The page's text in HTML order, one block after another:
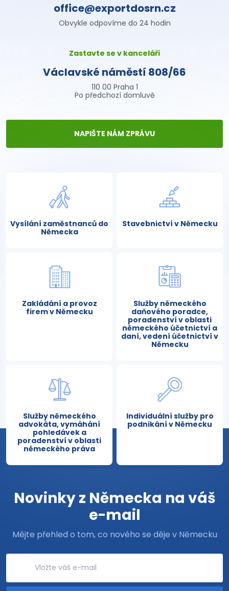
office@exportdosrn.cz
Obvykle odpovíme do 24 hodin
Zastavte se v kanceláři
Václavské náměstí 808/66
110 00 Praha 1
Po předchozí domluvě
NAPIŠTE NÁM ZPRÁVU
Vysílání zaměstnanců do
Německa
Stavebnictví v Německu
Zakládání a provoz
firem v Německu
Služby německého
daňového poradce,
poradenství v oblasti
německého účetnictví a
daní, vedení účetnictví v
Německu
Služby německého
advokáta, vymáhání
pohledávek a
poradenství v oblasti
německého práva
Individuální služby pro
podnikání v Německu
Novinky z Německa na váš
e-mail
Mějte přehled o tom, co nového se děje v Německu